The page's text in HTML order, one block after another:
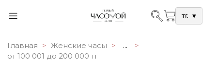
тг. ▾
Главная Женские часы
...
от 100 001 до 200 000 тг